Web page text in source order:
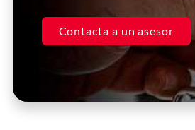
Contacta a un asesor